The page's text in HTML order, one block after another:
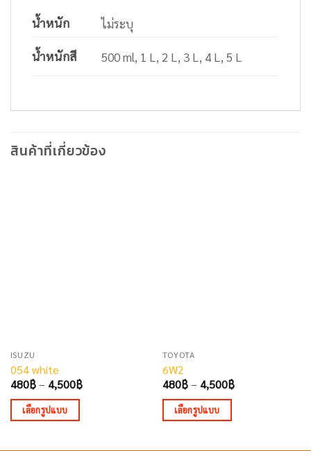
น้ำหนัก ไม่ระบุ
น้ำหนักสี 500 ml, 1 L, 2 L, 3 L, 4 L, 5 L
สินค้าที่เกี่ยวข้อง
ISUZU
054 white
480฿ – 4,500฿Price
เลือกรูปแบบ
TOYOTA
6W2
480฿ – 4,500฿Price
เลือกรูปแบบ